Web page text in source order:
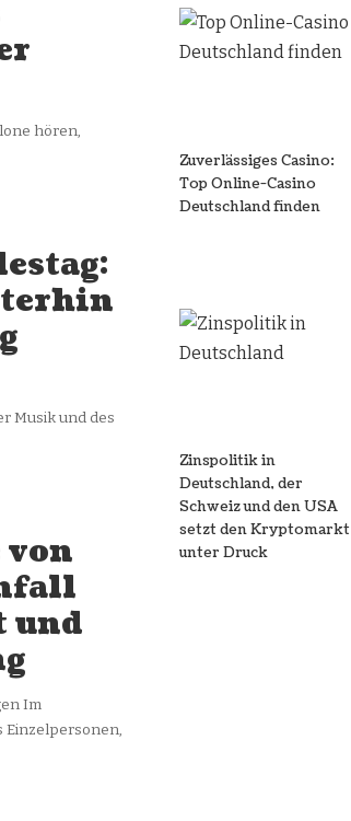
hören,
Musik und des
von
und
Im
Zuverlässiges Casino:
Top Online-Casino
Deutschland finden
Zinspolitik in
Deutschland, der
Schweiz und den USA
setzt den Kryptomarkt
unter Druck